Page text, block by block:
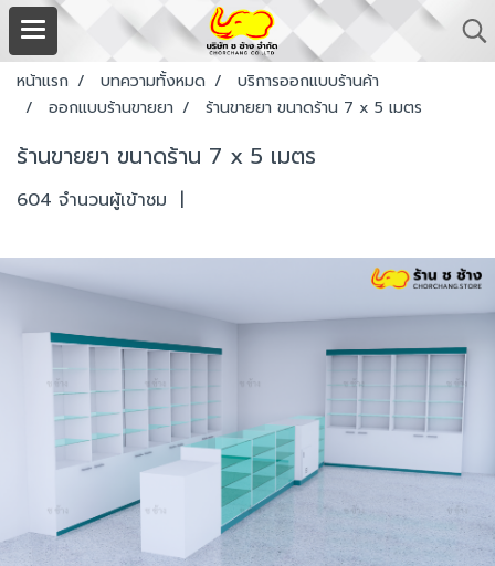
หน้าแรก บทความทั้งหมด
บริการออกแบบร้านค้า
ออกแบบร้านขายยา
ร้านขายยา ขนาดร้าน 7 x 5 เมตร
ร้านขายยา ขนาดร้าน 7 x 5 เมตร
604 จำนวนผู้เข้าชม |